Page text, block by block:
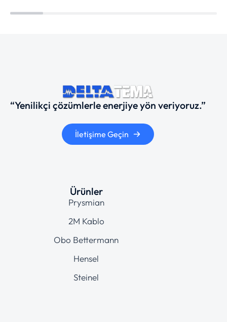
“Yenilikçi çözümlerle enerjiye yön veriyoruz.”
İletişime Geçin
Ürünler
Prysmian
2M Kablo
Obo Bettermann
Hensel
Steinel